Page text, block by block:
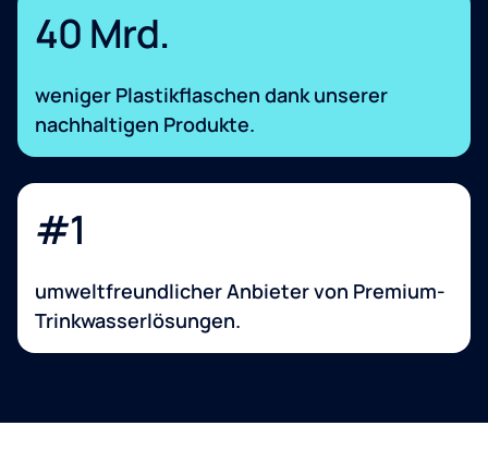
40 Mrd.
weniger Plastikflaschen dank unserer
nachhaltigen Produkte.
#1
umweltfreundlicher Anbieter von Premium-
Trinkwasserlösungen.